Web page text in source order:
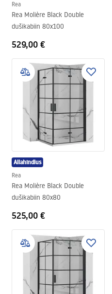
Rea
Rea Molière Black Double
dušikabiin 80x100
529,00 €
Allahindlus
Rea
Rea Molière Black Double
dušikabiin 80x80
525,00 €